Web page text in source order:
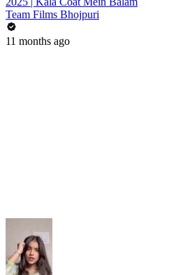
Team Films Bhojpuri
11 months ago